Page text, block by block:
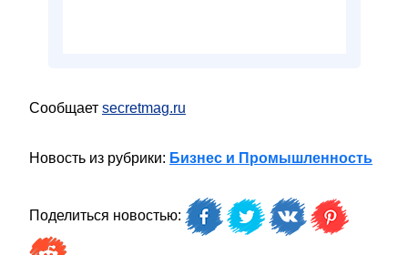
Сообщает secretmag.ru
Новость из рубрики: Бизнес и Промышленность
Поделиться новостью: